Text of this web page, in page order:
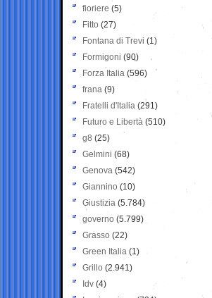
fioriere (5)
Fitto (27)
Fontana di Trevi (1)
Formigoni (90)
Forza Italia (596)
frana (9)
Fratelli d'Italia (291)
Futuro e Libertà (510)
g8 (25)
Gelmini (68)
Genova (542)
Giannino (10)
Giustizia (5.784)
governo (5.799)
Grasso (22)
Green Italia (1)
Grillo (2.941)
Idv (4)